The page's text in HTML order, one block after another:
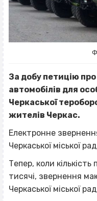
За добу петицію
автомобілів для
Черкаської
жителів Черкас.
Електронне
Черкаської міської
Тепер, коли кількість
тисячі, звернення
Черкаської міської